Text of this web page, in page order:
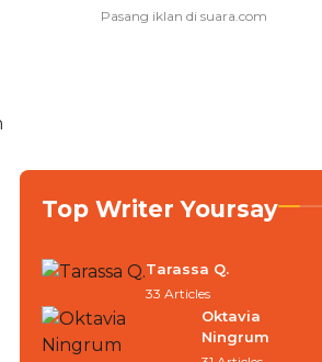
Top Writer Yoursay
Tarassa Q.
33 Articles
Oktavia
Ningrum